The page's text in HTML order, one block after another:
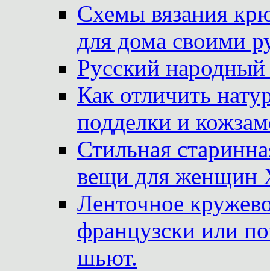
Схемы вязания
для дома своими
Русский
Как отличить
подделки и
Стильная
вещи для женщин
Ленточное
французски или
шьют.